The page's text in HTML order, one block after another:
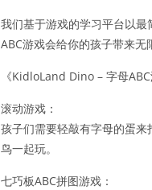
我们基于游戏的学习平台以
ABC游戏会给你的孩子带来无
《KidloLand Dino – 字母
滚动游戏：
孩子们需要轻敲有字母的蛋
鸟一起玩。
七巧板ABC拼图游戏：